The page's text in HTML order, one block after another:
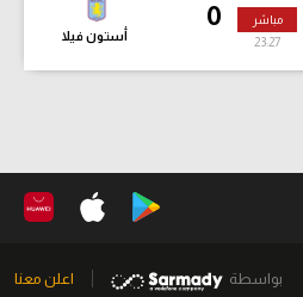
0
أستون فيلا
مباشر
23:28
بواسطة اعلن معنا